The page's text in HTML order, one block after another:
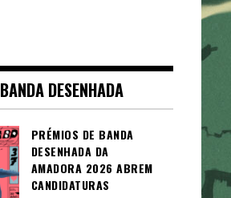
BANDA DESENHADA
PRÉMIOS DE BANDA
DESENHADA DA
AMADORA 2026 ABREM
CANDIDATURAS